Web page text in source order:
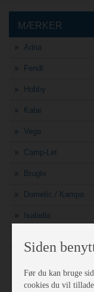
MÆRKER
Adria
Fendt
Hobby
Kabe
Vega
Camp-Let
Brugte
Dometic / Kampa
Isabella
Sådan vejer politiet
Siden
Før du kan bruge
cookies du vil